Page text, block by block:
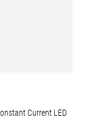
Current LED